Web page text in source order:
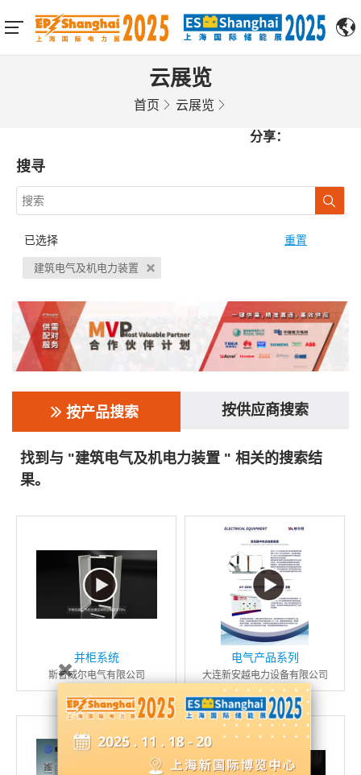
云展览
首页 云展览
分享：
搜寻
已选择 重置
建筑电气及机电力装置
按产品搜索 按供应商搜索
找到与 "建筑电气及机电力装置 " 相关的搜索结
果。
并柜系统
斯普威尔电气有限公司
电气产品系列
大连新安越电力设备有限公司